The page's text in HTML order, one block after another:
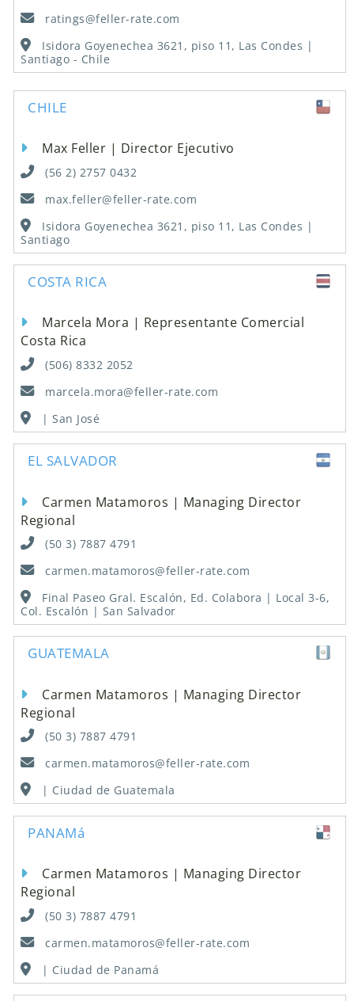
ratings@feller-rate.com
Isidora Goyenechea 3621, piso 11, Las Condes |
Santiago - Chile
CHILE
Max Feller | Director Ejecutivo
(56 2) 2757 0432
max.feller@feller-rate.com
Isidora Goyenechea 3621, piso 11, Las Condes |
Santiago
COSTA RICA
Marcela Mora | Representante Comercial
Costa Rica
(506) 8332 2052
marcela.mora@feller-rate.com
| San José
EL SALVADOR
Carmen Matamoros | Managing Director
Regional
(50 3) 7887 4791
carmen.matamoros@feller-rate.com
Final Paseo Gral. Escalón, Ed. Colabora | Local 3-6,
Col. Escalón | San Salvador
GUATEMALA
Carmen Matamoros | Managing Director
Regional
(50 3) 7887 4791
carmen.matamoros@feller-rate.com
| Ciudad de Guatemala
PANAMá
Carmen Matamoros | Managing Director
Regional
(50 3) 7887 4791
carmen.matamoros@feller-rate.com
| Ciudad de Panamá